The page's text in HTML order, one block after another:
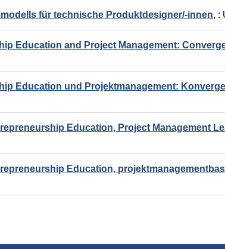
für technische Produktdesigner/-innen, :
Education and Project Management:
Education und Projektmanagement:
Education, Project Management
Education,